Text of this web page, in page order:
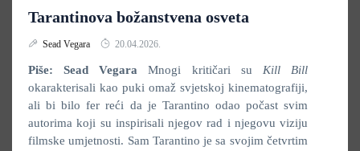
Tarantinova božanstvena osveta
Sead Vegara 20.04.2026.
Piše: Sead Vegara Mnogi kritičari su Kill Bill
okarakterisali kao puki omaž svjetskoj kinematografiji,
ali bi bilo fer reći da je Tarantino odao počast svim
autorima koji su inspirisali njegov rad i njegovu viziju
filmske umjetnosti. Sam Tarantino je sa svojim četvrtim